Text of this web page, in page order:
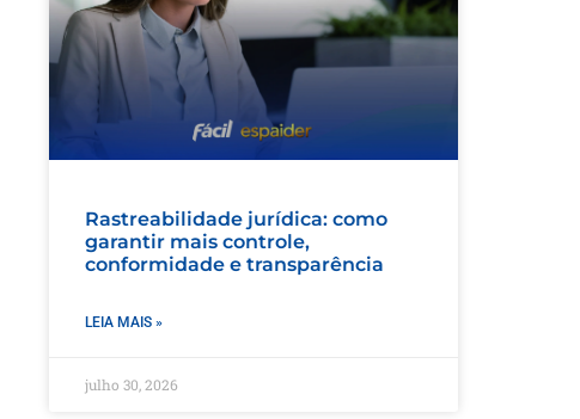
Rastreabilidade jurídica: como
garantir mais controle,
conformidade e transparência
LEIA MAIS »
julho 30, 2026